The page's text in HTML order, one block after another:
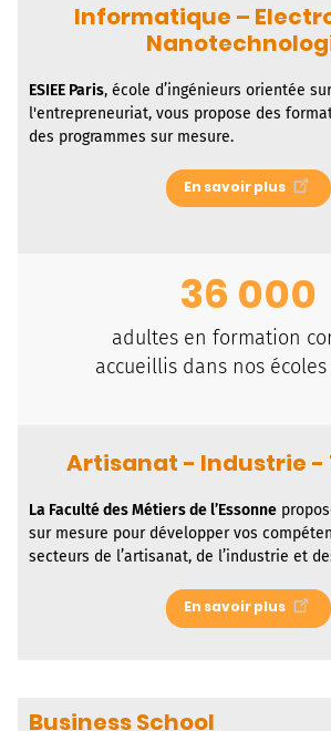
Informatique –
ESIEE Paris, école d’ingénieurs orientée
l'entrepreneuriat, vous propose des
des programmes sur mesure.
En savoir plus
36 000
adultes en formation
accueillis dans nos écoles
Artisanat - Industrie -
La Faculté des Métiers de l’Essonne
sur mesure pour développer vos
secteurs de l’artisanat, de l’industrie et
En savoir plus
Business School